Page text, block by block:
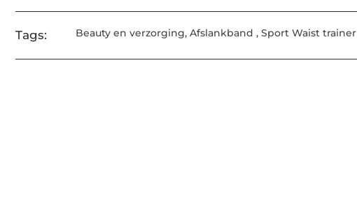
Tags: Beauty en verzorging, Afslankband , Sport Waist trainer